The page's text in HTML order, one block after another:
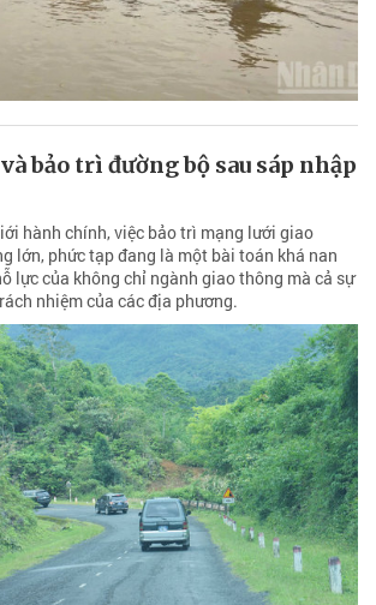
bảo trì đường bộ sau sáp nhập
hành chính, việc bảo trì mạng lưới giao
lớn, phức tạp đang là một bài toán khá nan
lực của không chỉ ngành giao thông mà cả sự
nhiệm của các địa phương.